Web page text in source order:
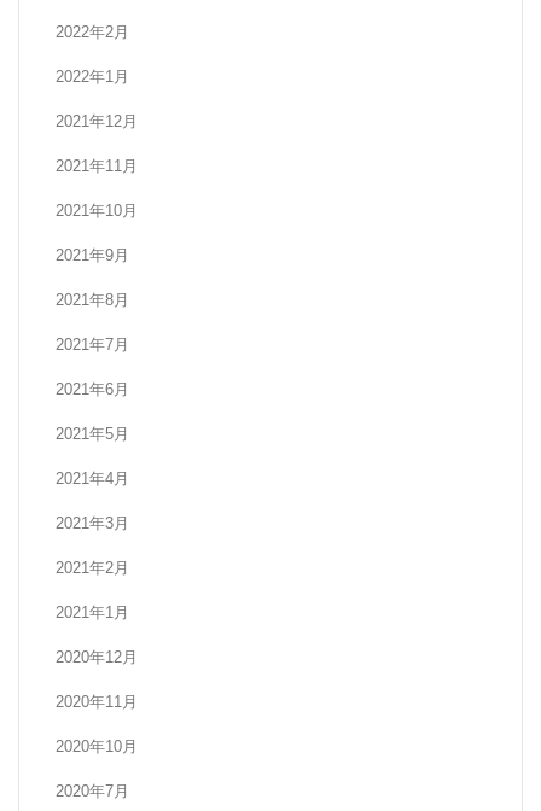
2022年2月
2022年1月
2021年12月
2021年11月
2021年10月
2021年9月
2021年8月
2021年7月
2021年6月
2021年5月
2021年4月
2021年3月
2021年2月
2021年1月
2020年12月
2020年11月
2020年10月
2020年7月